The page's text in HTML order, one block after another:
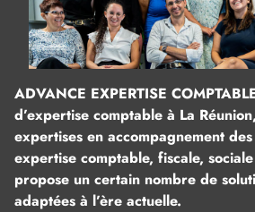
ADVANCE EXPERTISE
d’expertise comptable à La
expertises en accompagnement
expertise comptable, fiscale,
propose un certain nombre de
adaptées à l’ère actuelle.